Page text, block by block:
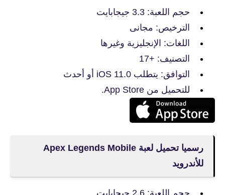
حجم اللعبة: 3.3 جيجابايت
الترخيص: مجانى
اللغات: الإنجليزية وغيرها
التصنيف: +17
التوافق: يتطلب iOS 11.0 أو أحدث
للتحميل من App Store.
رسميا تحميل لعبة Apex Legends Mobile
للأندرويد
حجم اللعبة: 2.6 جيجابايت